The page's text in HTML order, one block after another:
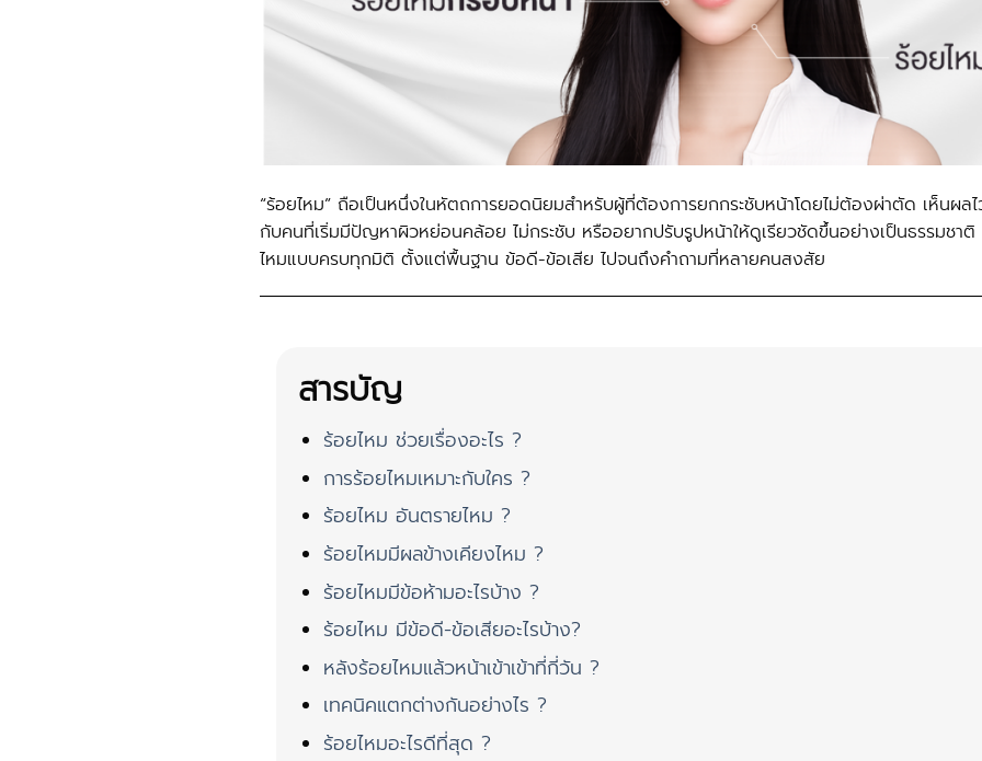
“ร้อยไหม” ถือเป็นหนึ่งในหัตถการยอดนิยมสำหรับผู้ที่ต้องการยกกระชับหน้าโดยไม่ต้องผ่าตัด เห็นผลไ
กับคนที่เริ่มมีปัญหาผิวหย่อนคล้อย ไม่กระชับ หรืออยากปรับรูปหน้าให้ดูเรียวชัดขึ้นอย่างเป็นธรรมชา
ไหมแบบครบทุกมิติ ตั้งแต่พื้นฐาน ข้อดี-ข้อเสีย ไปจนถึงคำถามที่หลายคนสงสัย
สารบัญ
ร้อยไหม ช่วยเรื่องอะไร ?
การร้อยไหมเหมาะกับใคร ?
ร้อยไหม อันตรายไหม ?
ร้อยไหมมีผลข้างเคียงไหม ?
ร้อยไหมมีข้อห้ามอะไรบ้าง ?
ร้อยไหม มีข้อดี-ข้อเสียอะไรบ้าง?
หลังร้อยไหมแล้วหน้าเข้าเข้าที่กี่วัน ?
เทคนิคแตกต่างกันอย่างไร ?
ร้อยไหมอะไรดีที่สุด ?